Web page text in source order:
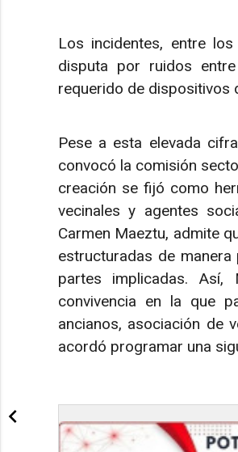
Los incidentes, entre
disputa por ruidos
requerido de dispositivos
Pese a esta elevada
convocó la comisión
creación se fijó como
vecinales y agentes
Carmen Maeztu, admite
estructuradas de
partes implicadas.
convivencia en la que
ancianos, asociación de
acordó programar una